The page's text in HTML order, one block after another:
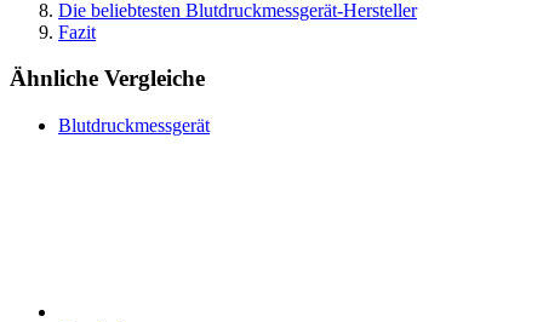
Die beliebtesten Blutdruckmessgerät-Hersteller
Fazit
Ähnliche Vergleiche
Blutdruckmessgerät